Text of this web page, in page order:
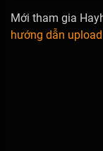
Mới tham gia
hướng dẫn